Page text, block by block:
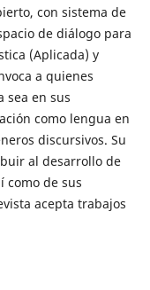
con sistema de
de diálogo para
(Aplicada) y
a quienes
sea en sus
como lengua en
discursivos. Su
al desarrollo de
como de sus
acepta trabajos